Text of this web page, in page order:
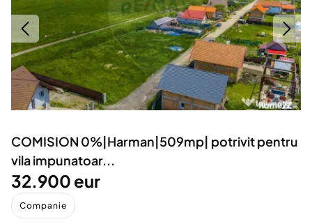
Servicii
Animale de companie
Afaceri și echipamente profesionale
Inchiriere Bunuri si Vehicule
Utilaje agricole si industriale
Piese auto si accesorii
Dacia Duster
COMISION 0%|Harman|509mp| potrivit pentru
vila impunatoar...
32.900 eur
Companie